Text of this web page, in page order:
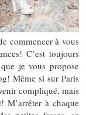
commencer à vous
C’est toujours
je vous propose
Même si sur Paris
compliqué, mais
M’arrêter à chaque